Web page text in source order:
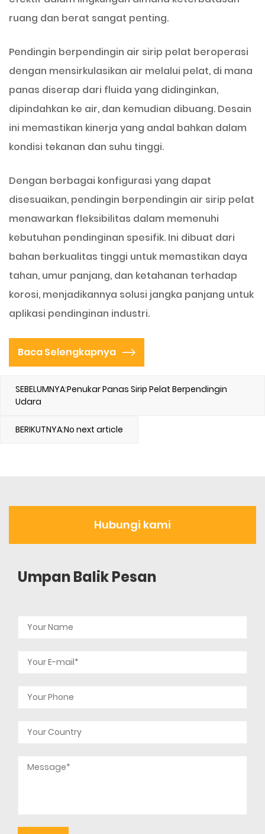
ruang dan berat sangat penting.
Pendingin berpendingin air sirip pelat beroperasi
dengan mensirkulasikan air melalui pelat, di mana
panas diserap dari fluida yang didinginkan,
dipindahkan ke air, dan kemudian dibuang. Desain
ini memastikan kinerja yang andal bahkan dalam
kondisi tekanan dan suhu tinggi.
Dengan berbagai konfigurasi yang dapat
disesuaikan, pendingin berpendingin air sirip pelat
menawarkan fleksibilitas dalam memenuhi
kebutuhan pendinginan spesifik. Ini dibuat dari
bahan berkualitas tinggi untuk memastikan daya
tahan, umur panjang, dan ketahanan terhadap
korosi, menjadikannya solusi jangka panjang untuk
aplikasi pendinginan industri.
Baca Selengkapnya
SEBELUMNYA:Penukar Panas Sirip Pelat Berpendingin
Udara
BERIKUTNYA:No next article
Hubungi kami
Umpan Balik Pesan